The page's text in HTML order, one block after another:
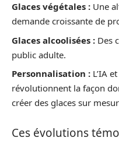
Glaces végétales : Une
demande croissante de
Glaces alcoolisées : Des
public adulte.
Personnalisation : L’IA
révolutionnent la façon
créer des glaces sur
Ces évolutions